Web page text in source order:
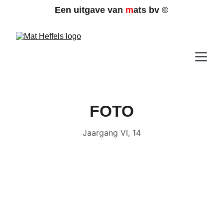
Een uitgave van mats bv ©
FOTO
Jaargang VI, 14